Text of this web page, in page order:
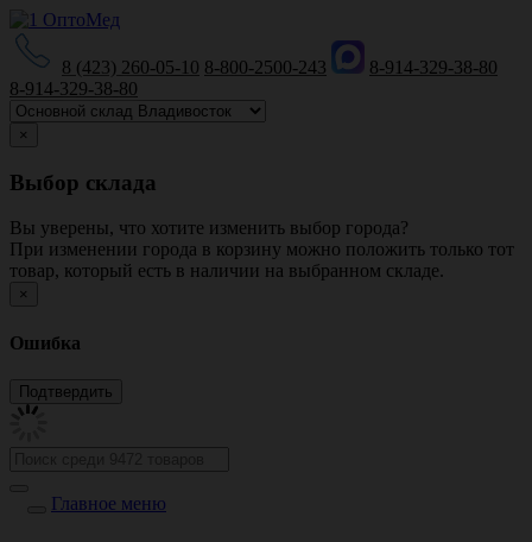
8 (423) 260-05-10 8-800-2500-243
8-914-329-38-80
8-914-329-38-80
×
Выбор склада
Вы уверены, что хотите изменить выбор города?
При изменении города в корзину можно положить только тот
товар, который есть в наличии на выбранном складе.
×
Ошибка
Главное меню